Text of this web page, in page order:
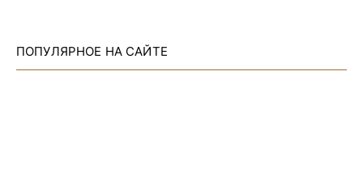
ПОПУЛЯРНОЕ НА САЙТЕ